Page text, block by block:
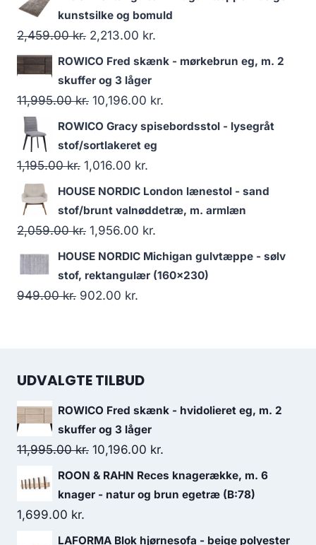
kunstsilke og bomuld
2,459.00kr. 2,213.00 kr.
ROWICO Fred skænk - mørkebrun eg, m. 2
skuffer og 3 låger
11,995.00kr. 10,196.00 kr.
ROWICO Gracy spisebordsstol - lysegråt
stof/sortlakeret eg
1,195.00kr. 1,016.00 kr.
HOUSE NORDIC London lænestol - sand
stof/brunt valnøddetræ, m. armlæn
2,059.00kr. 1,956.00 kr.
HOUSE NORDIC Michigan gulvtæppe - sølv
stof, rektangulær (160x230)
949.00kr. 902.00 kr.
UDVALGTE TILBUD
ROWICO Fred skænk - hvidolieret eg, m. 2
skuffer og 3 låger
11,995.00kr. 10,196.00 kr.
ROON & RAHN Reces knagerække, m. 6
knager - natur og brun egetræ (B:78)
1,699.00 kr.
LAFORMA Blok hjørnesofa - beige polyester